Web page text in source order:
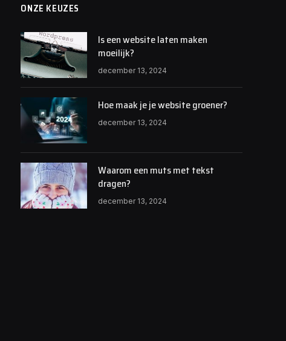
ONZE KEUZES
Is een website laten maken
moeilijk?
december 13, 2024
Hoe maak je je website groener?
december 13, 2024
Waarom een muts met tekst
dragen?
december 13, 2024